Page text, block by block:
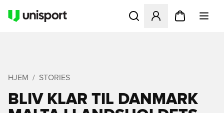
Åbner en Modal til at
HJEM STORIES
BLIV KLAR TIL DANMARK 